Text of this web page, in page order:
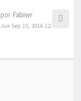
por Fabiwr
Jue Sep 15, 2016 12:18